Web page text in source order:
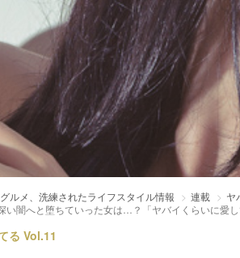
ルメ、洗練されたライフスタイル情報 連載
ヤ
い闇へと堕ちていった女は…？「ヤバイくらいに愛
る Vol.11